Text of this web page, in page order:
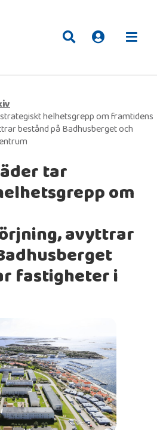
helhetsgrepp om framtidens
bestånd på Badhusberget och
tar
om
avyttrar
fastigheter i